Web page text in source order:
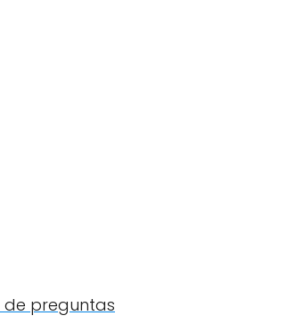
de preguntas